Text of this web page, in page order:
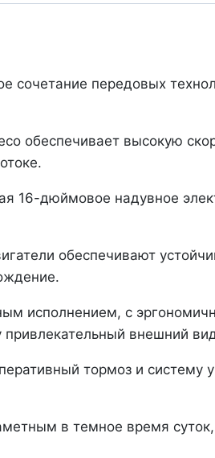
сочетание передовых
обеспечивает высокую
16-дюймовое надувное
обеспечивают
исполнением, с
внешний
тормоз и систему
в темное время